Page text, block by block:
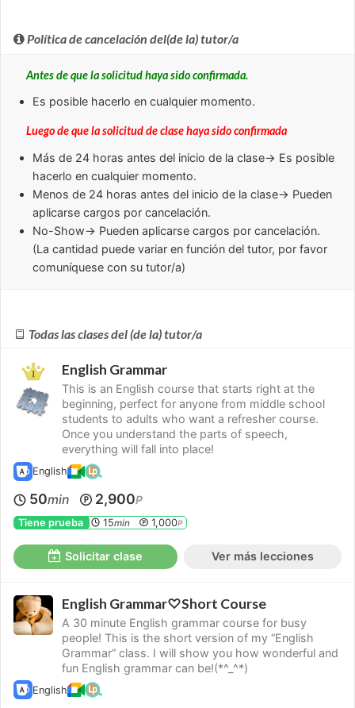
Política de cancelación del(de la) tutor/a
Antes de que la solicitud haya sido confirmada.
Es posible hacerlo en cualquier momento.
Luego de que la solicitud de clase haya sido confirmada
Más de 24 horas antes del inicio de la clase→ Es posible
hacerlo en cualquier momento.
Menos de 24 horas antes del inicio de la clase→ Pueden
aplicarse cargos por cancelación.
No-Show→ Pueden aplicarse cargos por cancelación.
(La cantidad puede variar en función del tutor, por favor
comuníquese con su tutor/a)
Todas las clases del (de la) tutor/a
English Grammar
This is an English course that starts right at the
beginning, perfect for anyone from middle school
students to adults who want a refresher course.
Once you understand the parts of speech,
everything will fall into place!
English
50min 2,900P
Tiene prueba 15min 1,000P
Solicitar clase Ver más lecciones
English Grammar♡Short Course
A 30 minute English grammar course for busy
people! This is the short version of my “English
Grammar” class. I will show you how wonderful and
fun English grammar can be!(*^_^*)
English